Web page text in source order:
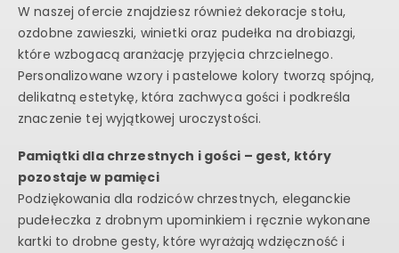
W naszej ofercie znajdziesz również dekoracje stołu,
ozdobne zawieszki, winietki oraz pudełka na drobiazgi,
które wzbogacą aranżację przyjęcia chrzcielnego.
Personalizowane wzory i pastelowe kolory tworzą spójną,
delikatną estetykę, która zachwyca gości i podkreśla
znaczenie tej wyjątkowej uroczystości.
Pamiątki dla chrzestnych i gości – gest, który
pozostaje w pamięci
Podziękowania dla rodziców chrzestnych, eleganckie
pudełeczka z drobnym upominkiem i ręcznie wykonane
kartki to drobne gesty, które wyrażają wdzięczność i